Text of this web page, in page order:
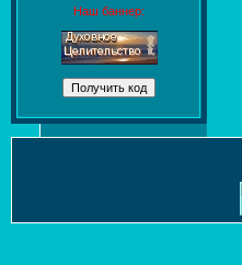
Наш баннер: